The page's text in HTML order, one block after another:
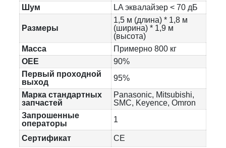
Шум
LA эквалайзер < 70 дБ
Размеры
1,5 м (длина) * 1,8 м
(ширина) * 1,9 м
(высота)
Масса
Примерно 800 кг
OEE
90%
Первый проходной
выход
95%
Марка стандартных
запчастей
Panasonic, Mitsubishi,
SMC, Keyence, Omron
Запрошенные
операторы
1
Сертификат CE